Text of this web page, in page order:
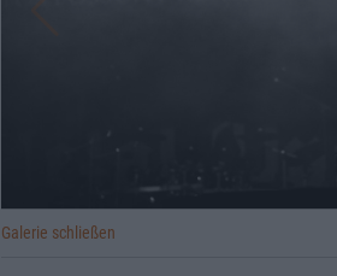
Galerie schließen